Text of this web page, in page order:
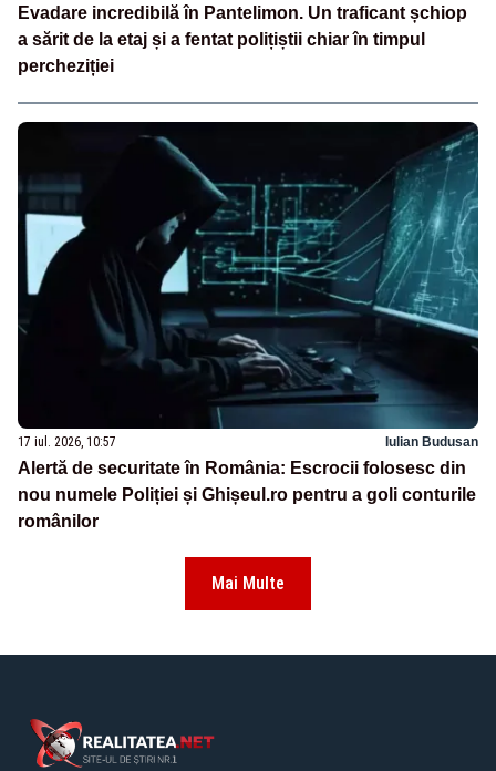
Evadare incredibilă în Pantelimon. Un traficant șchiop
a sărit de la etaj și a fentat polițiștii chiar în timpul
percheziției
17 iul. 2026, 10:57 Iulian Budusan
Alertă de securitate în România: Escrocii folosesc din
nou numele Poliției și Ghișeul.ro pentru a goli conturile
românilor
Mai Multe